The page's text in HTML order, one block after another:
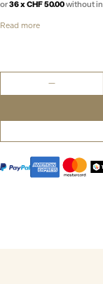
or36 x CHF 50.00without
Read more